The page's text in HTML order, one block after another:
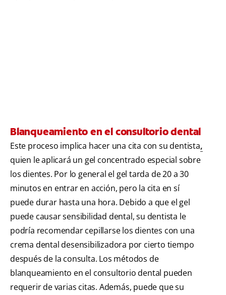
Blanqueamiento en el consultorio dental
Este proceso implica hacer una cita con su dentista,
quien le aplicará un gel concentrado especial sobre
los dientes. Por lo general el gel tarda de 20 a 30
minutos en entrar en acción, pero la cita en sí
puede durar hasta una hora. Debido a que el gel
puede causar sensibilidad dental, su dentista le
podría recomendar cepillarse los dientes con una
crema dental desensibilizadora por cierto tiempo
después de la consulta. Los métodos de
blanqueamiento en el consultorio dental pueden
requerir de varias citas. Además, puede que su